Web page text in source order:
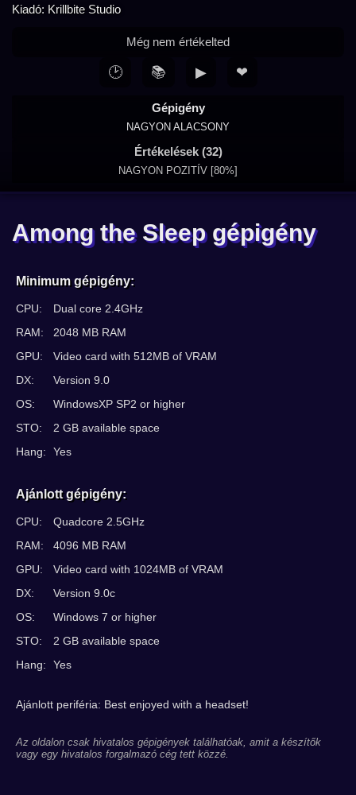
Kiadó: Krillbite Studio
Gépigény
NAGYON ALACSONY
Értékelések (32)
NAGYON POZITÍV [80%]
Még nem értékelted
🕑 📚 ▶ ❤
Among the Sleep gépigény
Minimum gépigény:
CPU:
Dual core 2.4GHz
RAM:
2048 MB RAM
GPU:
Video card with 512MB of VRAM
DX:
Version 9.0
OS:
WindowsXP SP2 or higher
STO:
2 GB available space
Hang:
Yes
Ajánlott gépigény:
CPU:
Quadcore 2.5GHz
RAM:
4096 MB RAM
GPU:
Video card with 1024MB of VRAM
DX:
Version 9.0c
OS:
Windows 7 or higher
STO:
2 GB available space
Hang:
Yes
Ajánlott periféria: Best enjoyed with a headset!
Az oldalon csak hivatalos gépigények találhatóak, amit a készítők
vagy egy hivatalos forgalmazó cég tett közzé.